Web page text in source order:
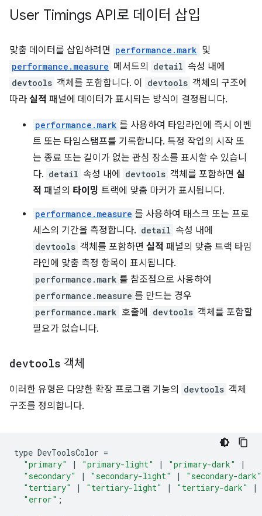
User Timings API로 데이터 삽입
맞춤 데이터를 삽입하려면 performance.mark 및
performance.measure 메서드의 detail 속성 내에
devtools 객체를 포함합니다. 이 devtools 객체의 구조에
따라 실적 패널에 데이터가 표시되는 방식이 결정됩니다.
performance.mark 를 사용하여 타임라인에 즉시 이벤
트 또는 타임스탬프를 기록합니다. 특정 작업의 시작 또
는 종료 또는 길이가 없는 관심 장소를 표시할 수 있습니
다. detail 속성 내에 devtools 객체를 포함하면 실
적 패널의 타이밍 트랙에 맞춤 마커가 표시됩니다.
performance.measure 를 사용하여 태스크 또는 프로
세스의 기간을 측정합니다. detail 속성 내에
devtools 객체를 포함하면 실적 패널의 맞춤 트랙 타임
라인에 맞춤 측정 항목이 표시됩니다.
performance.mark 를 참조점으로 사용하여
performance.measure 를 만드는 경우
performance.mark 호출에 devtools 객체를 포함할
필요가 없습니다.
devtools 객체
이러한 유형은 다양한 확장 프로그램 기능의 devtools 객체
구조를 정의합니다.
type DevToolsColor =
"primary"
| "primary-light" | "primary-dark"
|
"secondary"
| "secondary-light" |
"secondary-dark"
"tertiary"
| "tertiary-light" | "tertiary-dark"
|
"error" ;